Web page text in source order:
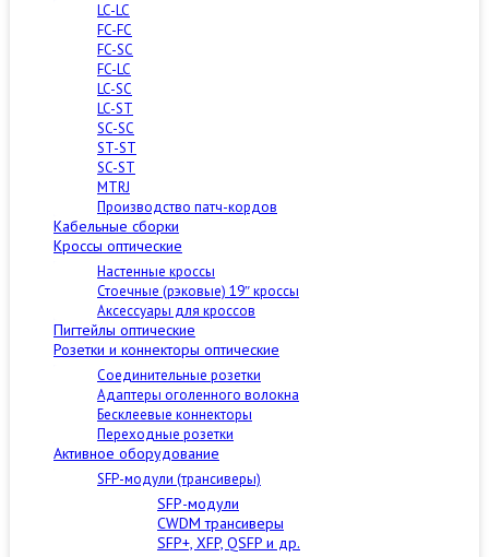
LC-LC
FC-FC
FC-SC
FC-LC
LC-SC
LC-ST
SC-SC
ST-ST
SC-ST
MTRJ
Производство патч-кордов
Кабельные сборки
Кроссы оптические
Настенные кроссы
Стоечные (рэковые) 19″ кроссы
Аксессуары для кроссов
Пигтейлы оптические
Розетки и коннекторы оптические
Соединительные розетки
Адаптеры оголенного волокна
Бесклеевые коннекторы
Переходные розетки
Активное оборудование
SFP-модули (трансиверы)
SFP-модули
CWDM трансиверы
SFP+, XFP, QSFP и др.